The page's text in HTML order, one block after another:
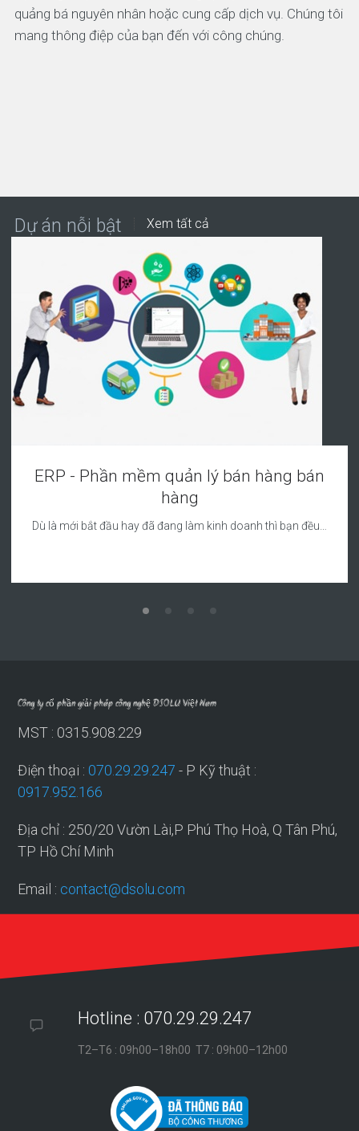
quảng bá nguyên nhân hoặc cung cấp dịch vụ. Chúng tôi
mang thông điệp của bạn đến với công chúng.
Dự án nỗi bật Xem tất cả
ERP - Phần mềm quản lý bán hàng bán
hàng
Dù là mới bắt đầu hay đã đang làm kinh doanh thì bạn đều…
Công ty cổ phần giải pháp công nghệ DSOLU Việt Nam
MST : 0315.908.229
Điện thoại : 070.29.29.247 - P Kỹ thuật :
0917.952.166
Địa chỉ : 250/20 Vườn Lài,P Phú Thọ Hoà, Q Tân Phú,
TP Hồ Chí Minh
Email : contact@dsolu.com
Hotline : 070.29.29.247
T2–T6 : 09h00–18h00 T7 : 09h00–12h00